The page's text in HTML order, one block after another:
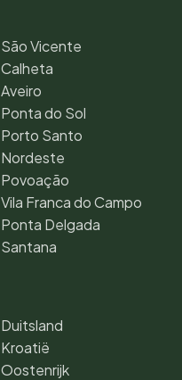
São Vicente
Calheta
Aveiro
Ponta do Sol
Porto Santo
Nordeste
Povoação
Vila Franca do Campo
Ponta Delgada
Santana
Duitsland
Kroatië
Oostenrijk